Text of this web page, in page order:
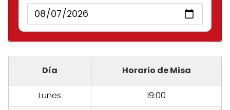
Día Horario de Misa
Lunes
19:00